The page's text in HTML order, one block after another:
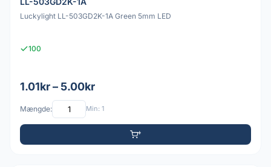
Luckylight LL-503GD2K-1A Green 5mm LED
100
1.01kr – 5.00kr
Mængde: Min: 1